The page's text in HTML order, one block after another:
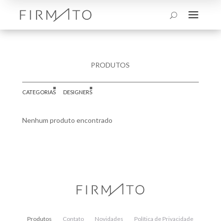
U a
PRODUTOS
CATEGORIAS DESIGNERS
Nenhum produto encontrado
Produtos Contato Novidades
Política de Privacidade